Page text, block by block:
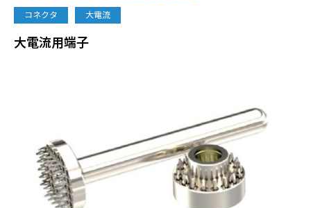
コネクタ 大電流
大電流用端子